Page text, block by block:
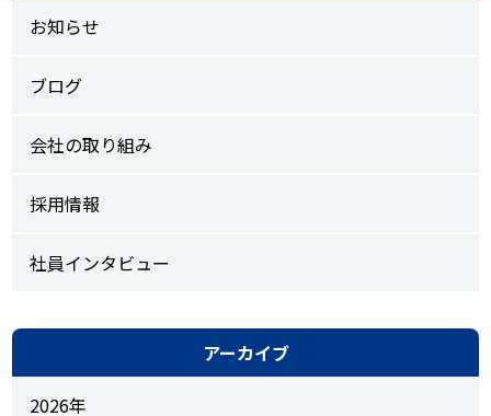
お知らせ
ブログ
会社の取り組み
採用情報
社員インタビュー
アーカイブ
2026年